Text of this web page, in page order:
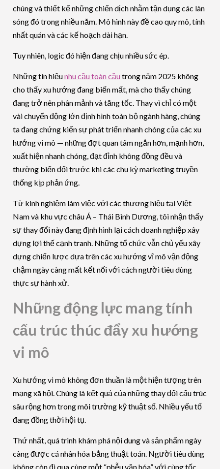
chúng và thiết kế những chiến dịch nhằm tận dụng các làn
sóng đó trong nhiều năm. Mô hình này đề cao quy mô, tính
nhất quán và các kế hoạch dài hạn.
Tuy nhiên, logic đó hiện đang chịu nhiều sức ép.
Những tín hiệunhu cầu toàn cầutrong năm 2025 không
cho thấy xu hướng đang biến mất, mà cho thấy chúng
đang trở nên phân mảnh và tăng tốc. Thay vì chỉ có một
vài chuyển động lớn định hình toàn bộ ngành hàng, chúng
ta đang chứng kiến sự phát triển nhanh chóng của các xu
hướng vi mô — những đợt quan tâm ngắn hơn, mạnh hơn,
xuất hiện nhanh chóng, đạt đỉnh không đồng đều và
thường biến đổi trước khi các chu kỳ marketing truyền
thống kịp phản ứng.
Từ kinh nghiệm làm việc với các thương hiệu tại Việt
Nam và khu vực châu Á – Thái Bình Dương, tôi nhận thấy
sự thay đổi này đang định hình lại cách doanh nghiệp xây
dựng lợi thế cạnh tranh. Những tổ chức vẫn chủ yếu xây
dựng chiến lược dựa trên các xu hướng vĩ mô vận động
chậm ngày càng mất kết nối với cách người tiêu dùng
thực sự hành xử.
Những động lực mang tính
cấu trúc thúc đẩy xu hướng
vi mô
Xu hướng vi mô không đơn thuần là một hiện tượng trên
mạng xã hội. Chúng là kết quả của những thay đổi cấu trúc
sâu rộng hơn trong môi trường kỹ thuật số. Nhiều yếu tố
đang đồng thời hội tụ.
Thứ nhất, quá trình khám phá nội dung và sản phẩm ngày
càng được cá nhân hóa bằng thuật toán. Người tiêu dùng
không còn đi qua cùng một “phễu văn hóa” với cùng tốc